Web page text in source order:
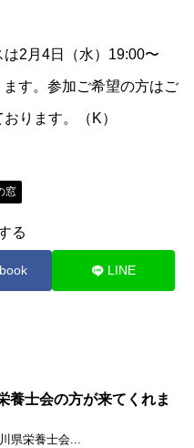
2月4日（水）19:00〜
す。参加ご希望の方はご
ります。（K）
窓
る
LINE
養士会の方が来てくれま
県栄養士会...